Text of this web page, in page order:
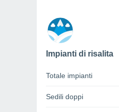
Impianti di risalita
Totale impianti
Sedili doppi